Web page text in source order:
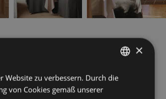
ITALIAN
×
zu verbessern. Durch die
von Cookies gemäß unserer